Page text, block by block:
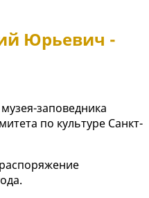
Юрьевич -
заповедника
по культуре Санкт-